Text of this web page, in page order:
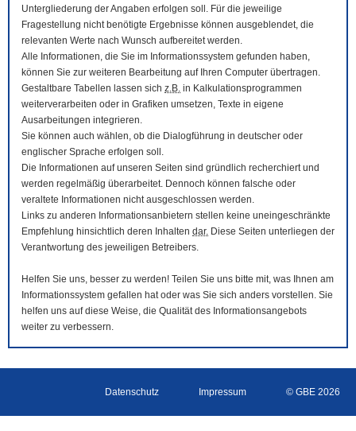
Untergliederung der Angaben erfolgen soll. Für die jeweilige
Fragestellung nicht benötigte Ergebnisse können ausgeblendet, die
relevanten Werte nach Wunsch aufbereitet werden.
Alle Informationen, die Sie im Informationssystem gefunden haben,
können Sie zur weiteren Bearbeitung auf Ihren Computer übertragen.
Gestaltbare Tabellen lassen sich z.B. in Kalkulationsprogrammen
weiterverarbeiten oder in Grafiken umsetzen, Texte in eigene
Ausarbeitungen integrieren.
Sie können auch wählen, ob die Dialogführung in deutscher oder
englischer Sprache erfolgen soll.
Die Informationen auf unseren Seiten sind gründlich recherchiert und
werden regelmäßig überarbeitet. Dennoch können falsche oder
veraltete Informationen nicht ausgeschlossen werden.
Links zu anderen Informationsanbietern stellen keine uneingeschränkte
Empfehlung hinsichtlich deren Inhalten dar. Diese Seiten unterliegen der
Verantwortung des jeweiligen Betreibers.
Helfen Sie uns, besser zu werden! Teilen Sie uns bitte mit, was Ihnen am
Informationssystem gefallen hat oder was Sie sich anders vorstellen. Sie
helfen uns auf diese Weise, die Qualität des Informationsangebots
weiter zu verbessern.
Datenschutz Impressum © GBE 2026